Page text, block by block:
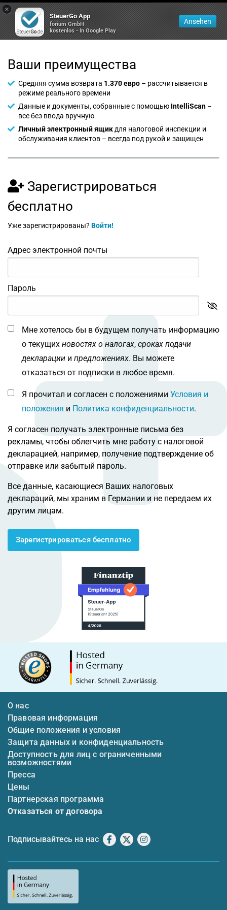
×
SteuerGo App
forium GmbH
kostenlos - In Google Play
Ansehen
Ваши преимущества
Средняя сумма возврата 1.370 евро – рассчитывается в
режиме реального времени
Данные и документы, собранные с помощью IntelliScan –
все без ввода вручную
Личный электронный ящик для налоговой инспекции и
обслуживания клиентов – всегда под рукой и защищен
Зарегистрироваться
бесплатно
Уже зарегистрированы? Войти!
Адрес электронной почты
Пароль
Мне хотелось бы в будущем получать информацию
о текущих новостях о налогах, сроках подачи
декларации и предложениях. Вы можете
отказаться от подписки в любое время.
Я прочитал и согласен с положениями Условия и
положения и Политика конфиденциальности.
Я согласен получать электронные письма без
рекламы, чтобы облегчить мне работу с налоговой
декларацией, например, получение подтверждение об
отправке или забытый пароль.
Все данные, касающиеся Ваших налоговых
деклараций, мы храним в Германии и не передаем их
другим лицам.
О нас
Правовая информация
Общие положения и условия
Защита данных и конфиденциальность
Доступность для лиц с ограниченными
возможностями
Пресса
Цены
Партнерская программа
Отказаться от договора
Подписывайтесь на нас Facebook
X Instagram